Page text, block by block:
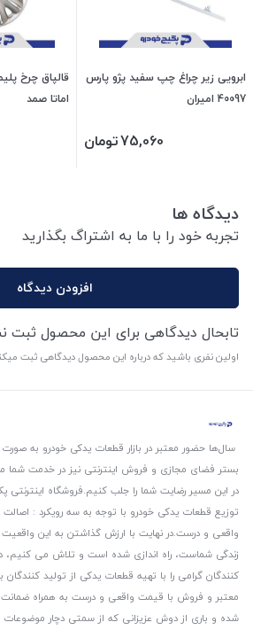
ابرویی زیر چراغ چپ سفید پژو پارس
40097 امیران
75,060تومان
اماتا صمد
دیدگاه ها
تجربه خود را با ما به اشتراگ بگذارید
افزودن دیدگاه
تابحال دیدگاهی برای این محصول ثبت
اولین نفری باشید که درباره این محصول دیدگاهی ثبت
سال‌ها حضور معتبر در بازار قطعات یدکی خودرو به
بستر فضای مجازی و فروش اینترنتی نیز در خدمت شما
در این مسیر رضایت شما را جلب کنیم.فروشگاه
توزیع قطعات یدکی خودرو با توجه به سه رویکرد :
واقعی و درست.در نهایت با ارزش گذاشتن به این
زندگی شماست، راه اندازی شده است و تلاش می کنیم،
کنندگان گرامی را با تهیه قطعات یدکی از تولید کنندگان
معتبر و فروش با قیمت واقعی و درست به همراه ضمانت
شده و باری از دوش عزیزانی که از سمتی دچار